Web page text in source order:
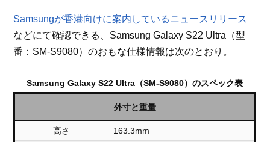
Samsungが香港向けに案内しているニュースリリース
などにて確認できる、Samsung Galaxy S22 Ultra（型
番：SM-S9080）のおもな仕様情報は次のとおり。
Samsung Galaxy S22 Ultra（SM-S9080）のスペック表
外寸と重量
高さ 163.3mm